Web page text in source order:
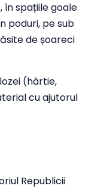
în spațiile goale
poduri, pe sub
de șoareci
(hârtie,
cu ajutorul
Republicii